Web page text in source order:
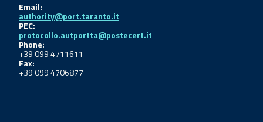
Email:
authority@port.taranto.it
PEC:
protocollo.autportta@postecert.it
Phone:
+39 099 4711611
Fax:
+39 099 4706877